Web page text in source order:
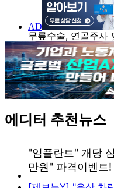
에디터 추천뉴스